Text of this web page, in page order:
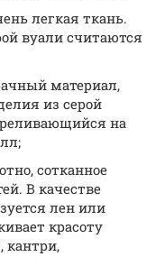
легкая ткань.
вуали считаются
материал,
из серой
на
сотканное
В качестве
лен или
красоту
кантри,